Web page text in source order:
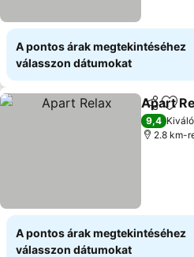
A pontos árak megtekintéséhez
válasszon dátumokat
Apart
9,4 Kiváló
2.8 km-
A pontos árak megtekintéséhez
válasszon dátumokat